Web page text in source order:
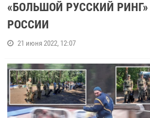
«БОЛЬШОЙ РУССКИЙ
РОССИИ
21 июня 2022, 12:07